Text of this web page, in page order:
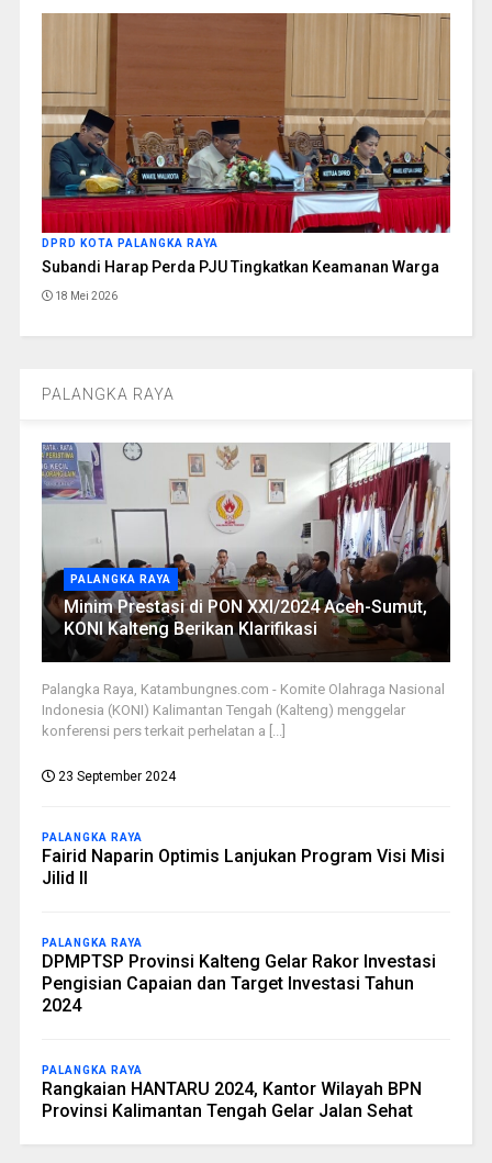
DPRD KOTA PALANGKA RAYA
Subandi Harap Perda PJU Tingkatkan Keamanan Warga
18 Mei 2026
PALANGKA RAYA
PALANGKA RAYA
Minim Prestasi di PON XXI/2024 Aceh-Sumut,
KONI Kalteng Berikan Klarifikasi
Palangka Raya, Katambungnes.com - Komite Olahraga Nasional
Indonesia (KONI) Kalimantan Tengah (Kalteng) menggelar
konferensi pers terkait perhelatan a [...]
23 September 2024
PALANGKA RAYA
Fairid Naparin Optimis Lanjukan Program Visi Misi
Jilid II
PALANGKA RAYA
DPMPTSP Provinsi Kalteng Gelar Rakor Investasi
Pengisian Capaian dan Target Investasi Tahun
2024
PALANGKA RAYA
Rangkaian HANTARU 2024, Kantor Wilayah BPN
Provinsi Kalimantan Tengah Gelar Jalan Sehat